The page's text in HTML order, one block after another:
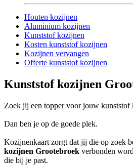
Houten kozijnen
Aluminium kozijnen
Kunststof kozijnen
Kosten kunststof kozijnen
Kozijnen vervangen
Offerte kunststof kozijnen
Kunststof kozijnen
Zoek jij een topper voor jouw
Dan ben je op de goede plek.
Kozijnenkaart zorgt dat jij die op zoek
kozijnen Grootebroek verbonden
die bij je past.